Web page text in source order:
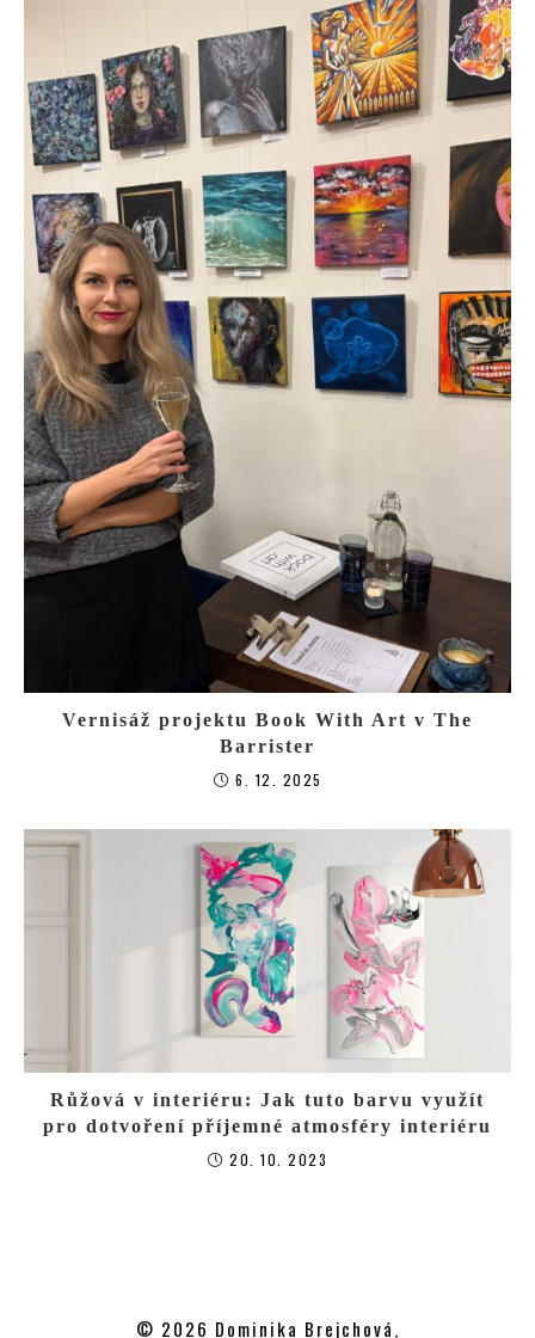
Vernisáž projektu Book With Art v The
Barrister
6. 12. 2025
Růžová v interiéru: Jak tuto barvu využít
pro dotvoření příjemné atmosféry interiéru
20. 10. 2023
© 2026 Dominika Brejchová,